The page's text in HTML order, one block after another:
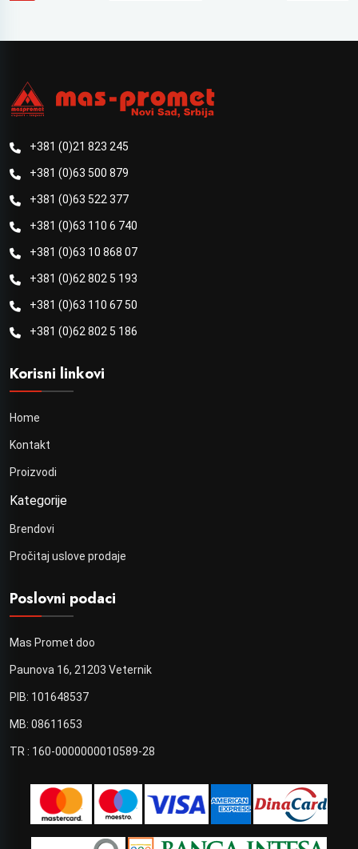
+381 (0)21 823 245
+381 (0)63 500 879
+381 (0)63 522 377
+381 (0)63 110 6 740
+381 (0)63 10 868 07
+381 (0)62 802 5 193
+381 (0)63 110 67 50
+381 (0)62 802 5 186
Korisni linkovi
Home
Kontakt
Proizvodi
Kategorije
Brendovi
Pročitaj uslove prodaje
Poslovni podaci
Mas Promet doo
Paunova 16, 21203 Veternik
PIB: 101648537
MB: 08611653
TR : 160-0000000010589-28